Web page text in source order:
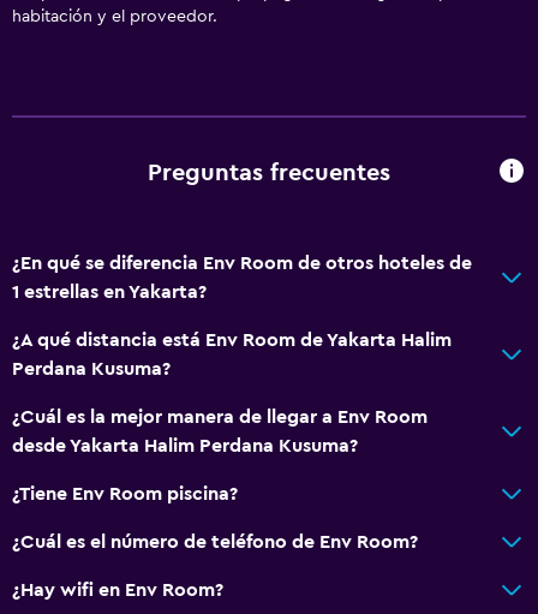
habitación y el proveedor.
Preguntas frecuentes
¿En qué se diferencia Env Room de otros hoteles de
1 estrellas en Yakarta?
¿A qué distancia está Env Room de Yakarta Halim
Perdana Kusuma?
¿Cuál es la mejor manera de llegar a Env Room
desde Yakarta Halim Perdana Kusuma?
¿Tiene Env Room piscina?
¿Cuál es el número de teléfono de Env Room?
¿Hay wifi en Env Room?